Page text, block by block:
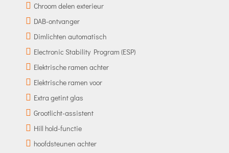
Chroom delen exterieur
DAB-ontvanger
Dimlichten automatisch
Electronic Stability Program (ESP)
Elektrische ramen achter
Elektrische ramen voor
Extra getint glas
Grootlicht-assistent
Hill hold-functie
hoofdsteunen achter